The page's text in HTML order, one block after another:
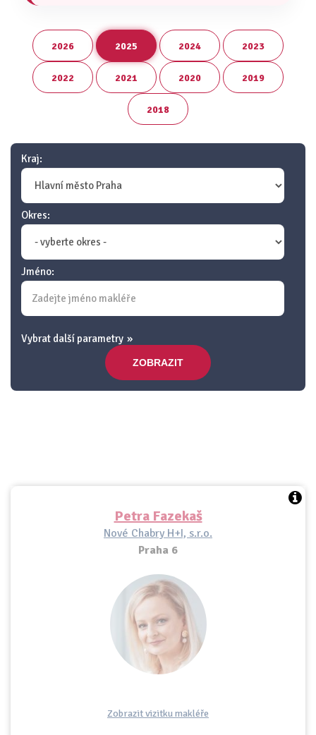
2026 2025 2024 2023
2022 2021 2020 2019
2018
Kraj:
Okres:
Jméno:
Vybrat další parametry
ZOBRAZIT
Petra Fazekaš
Nové Chabry H+I, s.r.o.
Praha 6
Zobrazit vizitku makléře